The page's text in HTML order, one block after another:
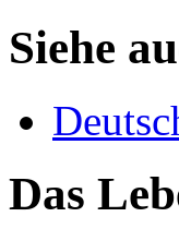
Siehe
Das